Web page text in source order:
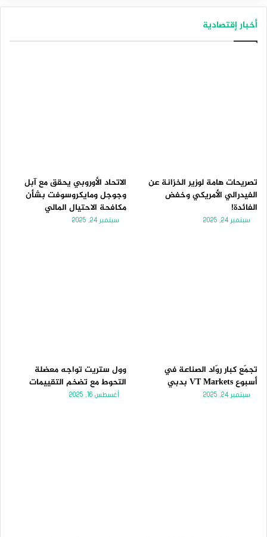
أخبار إقتصادية
تصريحات هامة لوزير الخزانة عن
الفيدرالي الأمريكي وخفض
الفائدة!
سبتمبر 24, 2025
الاتحاد الأوروبي يحقق مع آبل
وجوجل ومايكروسوفت بشأن
مكافحة الاحتيال المالي
سبتمبر 24, 2025
تجمّع كبار روّاد الصناعة في
أسبوع VT Markets بدبي
سبتمبر 24, 2025
وول ستريت تواجه معضلة
التحوط مع تضخم التقييمات
أغسطس 16, 2025